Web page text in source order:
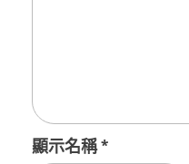
顯示名稱*